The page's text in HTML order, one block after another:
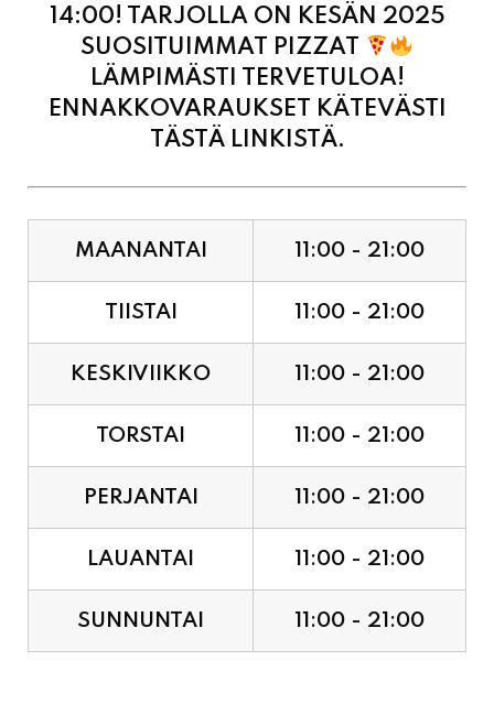
14:00! TARJOLLA ON KESÄN 2025
SUOSITUIMMAT PIZZAT
LÄMPIMÄSTI TERVETULOA!
ENNAKKOVARAUKSET KÄTEVÄSTI
TÄSTÄ LINKISTÄ.
MAANANTAI 11:00 - 21:00
TIISTAI 11:00 - 21:00
KESKIVIIKKO 11:00 - 21:00
TORSTAI 11:00 - 21:00
PERJANTAI 11:00 - 21:00
LAUANTAI 11:00 - 21:00
SUNNUNTAI 11:00 - 21:00